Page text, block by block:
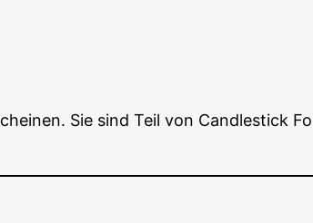
Sie sind Teil von Cand­le­stick